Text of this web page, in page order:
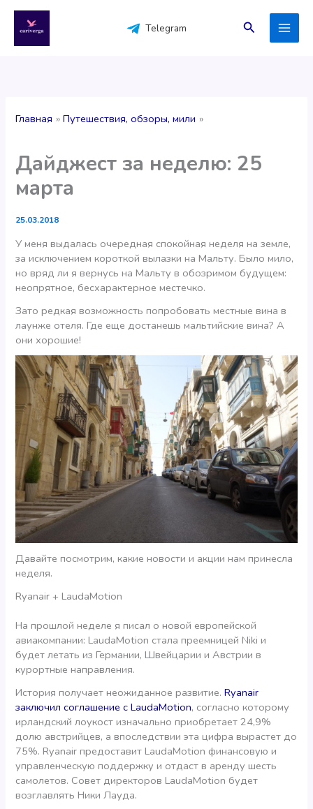
содержимому
Telegram Поиск
Главная Путешествия, обзоры, мили
Дайджест за неделю: 25
марта
25.03.2018
У меня выдалась очередная спокойная неделя на земле,
за исключением короткой вылазки на Мальту. Было мило,
но вряд ли я вернусь на Мальту в обозримом будущем:
неопрятное, бесхарактерное местечко.
Зато редкая возможность попробовать местные вина в
лаунже отеля. Где еще достанешь мальтийские вина? А
они хорошие!
Давайте посмотрим, какие новости и акции нам принесла
неделя.
Ryanair + LaudaMotion
На прошлой неделе я писал о новой европейской
авиакомпании: LaudaMotion стала преемницей Niki и
будет летать из Германии, Швейцарии и Австрии в
курортные направления.
История получает неожиданное развитие.Ryanair
заключил соглашение с LaudaMotion, согласно которому
ирландский лоукост изначально приобретает 24,9%
долю австрийцев, а впоследствии эта цифра вырастет до
75%. Ryanair предоставит LaudaMotion финансовую и
управленческую поддержку и отдаст в аренду шесть
самолетов. Совет директоров LaudaMotion будет
возглавлять Ники Лауда.